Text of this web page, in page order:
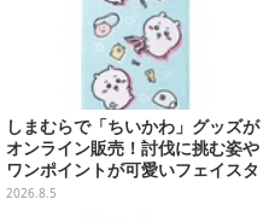
しまむらで「ちいかわ」グッズが
オンライン販売！討伐に挑む姿や
ワンポイントが可愛いフェイスタ
オル、バスマットなど全14種
2026.8.5